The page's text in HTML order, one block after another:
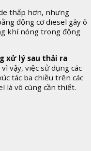
thấp hơn, nhưng
động cơ diesel gây ô
khí nóng trong động
xử lý sau thải ra
vậy, việc sử dụng các
tác ba chiều trên các
là vô cùng cần thiết.